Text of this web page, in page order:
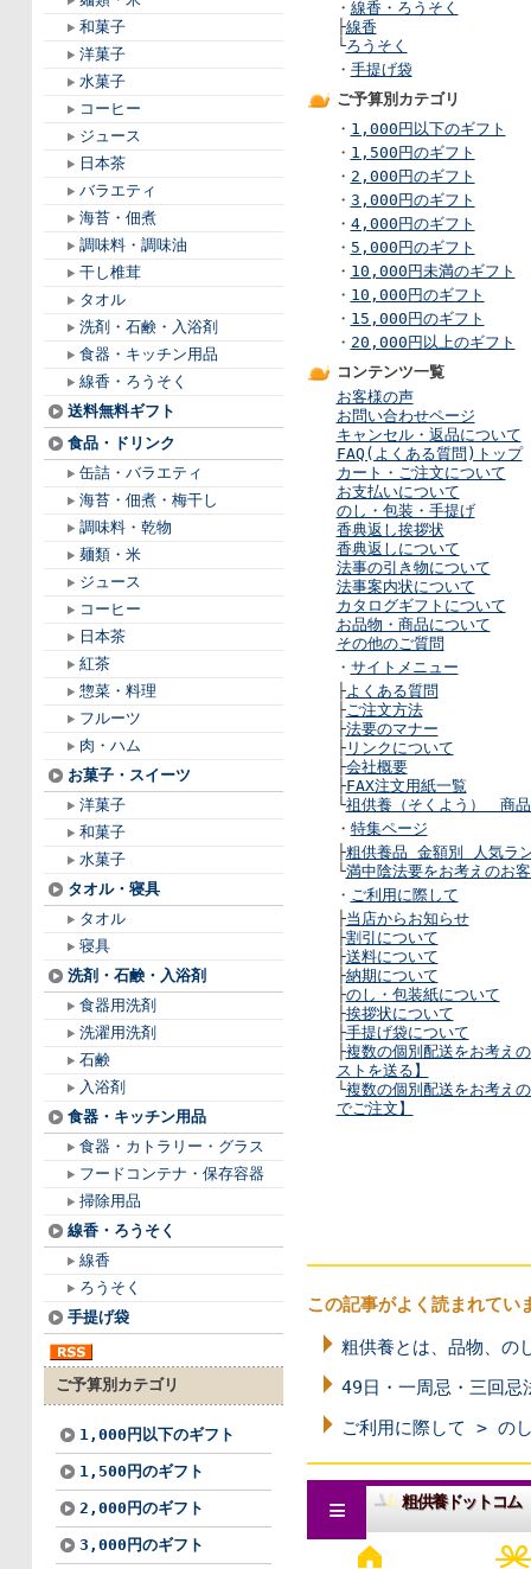
和菓子
洋菓子
水菓子
コーヒー
ジュース
日本茶
バラエティ
海苔・佃煮
調味料・調味油
干し椎茸
タオル
洗剤・石鹸・入浴剤
食器・キッチン用品
線香・ろうそく
送料無料ギフト
食品・ドリンク
缶詰・バラエティ
海苔・佃煮・梅干し
調味料・乾物
麺類・米
ジュース
コーヒー
日本茶
紅茶
惣菜・料理
フルーツ
肉・ハム
お菓子・スイーツ
洋菓子
和菓子
水菓子
タオル・寝具
タオル
寝具
洗剤・石鹸・入浴剤
食器用洗剤
洗濯用洗剤
石鹸
入浴剤
食器・キッチン用品
食器・カトラリー・グラス
フードコンテナ・保存容器
掃除用品
線香・ろうそく
線香
ろうそく
手提げ袋
ご予算別カテゴリ
1,000円以下のギフト
1,500円のギフト
2,000円のギフト
3,000円のギフト
・ 線香・ろうそく
├線香
└ろうそく
・ 手提げ袋
ご予算別カテゴリ
・ 1,000円以下のギフト
・ 1,500円のギフト
・ 2,000円のギフト
・ 3,000円のギフト
・ 4,000円のギフト
・ 5,000円のギフト
・ 10,000円未満のギフト
・ 10,000円のギフト
・ 15,000円のギフト
・ 20,000円以上のギフト
コンテンツ一覧
お客様の声
お問い合わせページ
キャンセル・返品について
FAQ(よくある質問)トップ
カート・ご注文について
お支払いについて
のし・包装・手提げ
香典返し挨拶状
香典返しについて
法事の引き物について
法事案内状について
カタログギフトについて
お品物・商品について
その他のご質問
・ サイトメニュー
├よくある質問
├ご注文方法
├法要のマナー
├リンクについて
├会社概要
├FAX注文用紙一覧
└祖供養（そくよう） 商
・ 特集ページ
├粗供養品 金額別 人気ラ
└満中陰法要をお考えのお
・ ご利用に際して
├当店からお知らせ
├割引について
├送料について
├納期について
├のし・包装紙について
├挨拶状について
├手提げ袋について
├複数の個別配送をお考え
ストを送る】
└複数の個別配送をお考え
でご注文】
この記事がよく読まれてい
粗供養とは、品物、の
49日・一周忌・三回忌
ご利用に際して > の